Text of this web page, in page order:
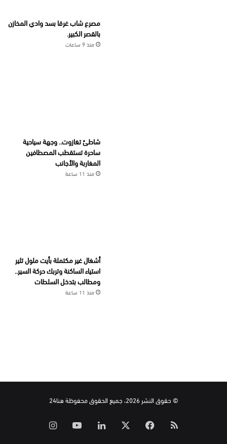
مصرع شاب غرقا بسد وادي المخازن
بالقصر الكبير.
منذ 9 ساعات
شاطئ تغازوت.. وجهة سياحية
ساحرة تستقطب المصطافين
المغاربة والأجانب
منذ 11 ساعة
أشغال غير مكتملة بأيت ملول تثير
استياء الساكنة وتربك حركة السير..
ومطالب بتدخل السلطات
منذ 11 ساعة
© حقوق النشر 2026، جميع الحقوق محفوظة هنا24
ملخص
فيسبوك لينكدإن ‫YouTube